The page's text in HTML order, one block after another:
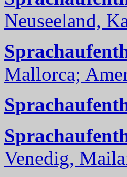
Neuseeland,
Mallorca;
Venedig,